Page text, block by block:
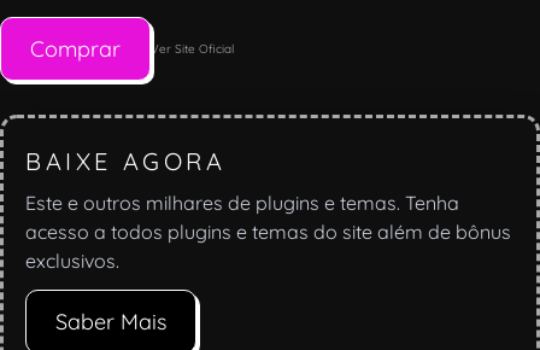
Comprar Ver Site Oficial
BAIXE AGORA
Este e outros milhares de plugins e temas. Tenha
acesso a todos plugins e temas do site além de bônus
exclusivos.
Saber Mais